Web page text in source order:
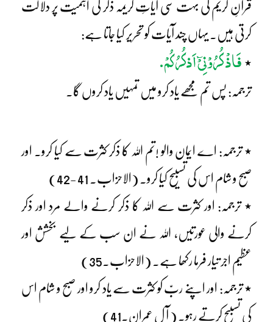
قرآنِ کریم کی بہت سی آیاتِ کریمہ ذکر کی اہمیت پر دلالت
کرتی ہیں۔ یہاں چند آیات کو تحریر کیا جاتا ہے:
٭ فَاذْ کُرُوْنِیْٓ اَذکُرُکُمْ.
ترجمہ: پس تم مجھے یاد کرو میں تمہیں یاد کروں گا۔
٭ ترجمہ: اے ایمان والو !تم اللہ کا ذکر کثرت سے کیا کرو۔ اور
صبح و شام اس کی تسبیح کیا کرو۔ (الاحزاب۔ 41 -42)
٭ ترجمہ: اور کثرت سے اللہ کا ذکر کرنے والے مرد اور ذکر
کرنے والی عورتیں، اللہ نے ان سب کے لیے بخشش اور
عظیم اجر تیار فرما رکھا ہے۔ (الاحزاب۔35)
٭ ترجمہ: اور اپنے ربّ کو کثرت سے یاد کرو اور صبح و شام اس
کی تسبیح کرتے رہو۔ ( آ لِ عمران۔41)